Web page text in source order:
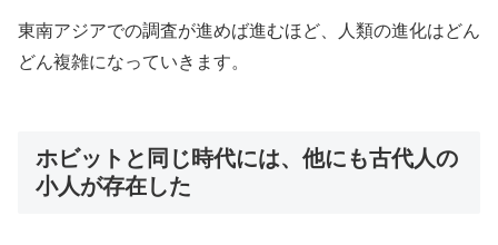
東南アジアでの調査が進めば進むほど、人類の進化はどん
どん複雑になっていきます。
ホビットと同じ時代には、他にも古代人の
小人が存在した